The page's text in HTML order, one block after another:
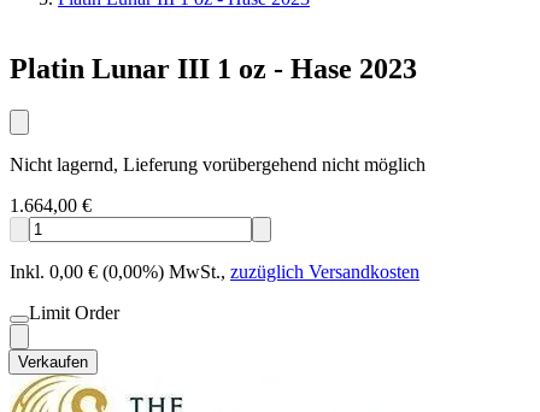
Platin Lunar III 1 oz - Hase 2023
Nicht lagernd, Lieferung vorübergehend nicht möglich
1.664,00 €
Inkl. 0,00 € (0,00%) MwSt., zuzüglich Versandkosten
Limit Order
Verkaufen